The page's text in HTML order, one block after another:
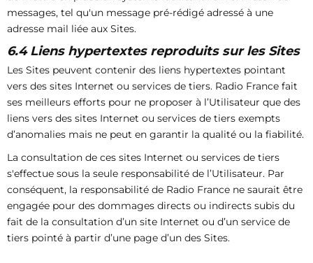
messages, tel qu'un message pré-rédigé adressé à une
adresse mail liée aux Sites.
6.4 Liens hypertextes reproduits sur les Sites
Les Sites peuvent contenir des liens hypertextes pointant
vers des sites Internet ou services de tiers. Radio France fait
ses meilleurs efforts pour ne proposer à l’Utilisateur que des
liens vers des sites Internet ou services de tiers exempts
d’anomalies mais ne peut en garantir la qualité ou la fiabilité.
La consultation de ces sites Internet ou services de tiers
s'effectue sous la seule responsabilité de l’Utilisateur. Par
conséquent, la responsabilité de Radio France ne saurait être
engagée pour des dommages directs ou indirects subis du
fait de la consultation d’un site Internet ou d’un service de
tiers pointé à partir d’une page d’un des Sites.